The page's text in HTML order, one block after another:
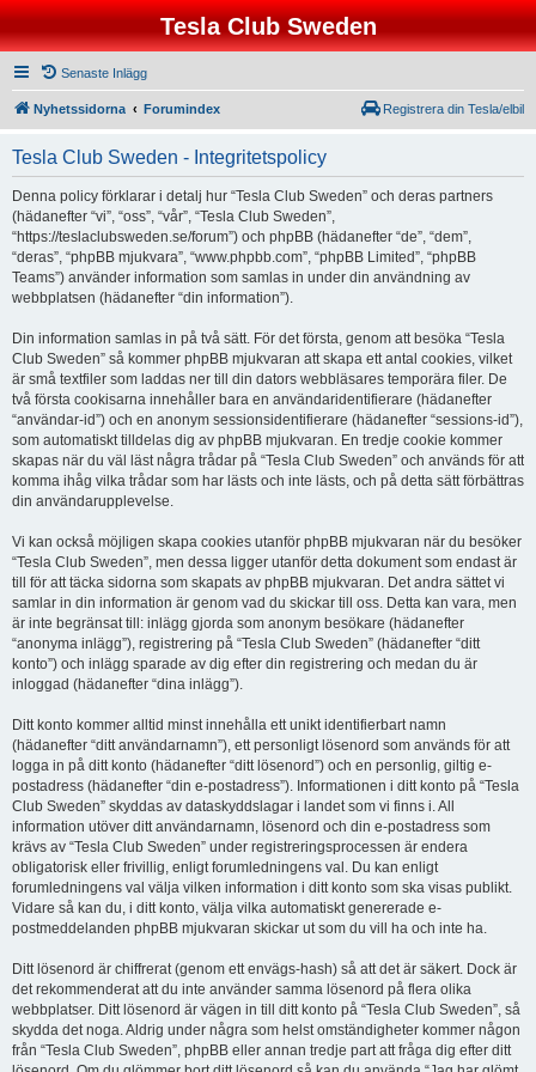
Tesla Club Sweden
Senaste Inlägg
Nyhetssidorna Forumindex Registrera din Tesla/elbil
Tesla Club Sweden - Integritetspolicy
Denna policy förklarar i detalj hur “Tesla Club Sweden” och deras partners
(hädanefter “vi”, “oss”, “vår”, “Tesla Club Sweden”,
“https://teslaclubsweden.se/forum”) och phpBB (hädanefter “de”, “dem”,
“deras”, “phpBB mjukvara”, “www.phpbb.com”, “phpBB Limited”, “phpBB
Teams”) använder information som samlas in under din användning av
webbplatsen (hädanefter “din information”).
Din information samlas in på två sätt. För det första, genom att besöka “Tesla
Club Sweden” så kommer phpBB mjukvaran att skapa ett antal cookies, vilket
är små textfiler som laddas ner till din dators webbläsares temporära filer. De
två första cookisarna innehåller bara en användaridentifierare (hädanefter
“användar-id”) och en anonym sessionsidentifierare (hädanefter “sessions-id”),
som automatiskt tilldelas dig av phpBB mjukvaran. En tredje cookie kommer
skapas när du väl läst några trådar på “Tesla Club Sweden” och används för att
komma ihåg vilka trådar som har lästs och inte lästs, och på detta sätt förbättras
din användarupplevelse.
Vi kan också möjligen skapa cookies utanför phpBB mjukvaran när du besöker
“Tesla Club Sweden”, men dessa ligger utanför detta dokument som endast är
till för att täcka sidorna som skapats av phpBB mjukvaran. Det andra sättet vi
samlar in din information är genom vad du skickar till oss. Detta kan vara, men
är inte begränsat till: inlägg gjorda som anonym besökare (hädanefter
“anonyma inlägg”), registrering på “Tesla Club Sweden” (hädanefter “ditt
konto”) och inlägg sparade av dig efter din registrering och medan du är
inloggad (hädanefter “dina inlägg”).
Ditt konto kommer alltid minst innehålla ett unikt identifierbart namn
(hädanefter “ditt användarnamn”), ett personligt lösenord som används för att
logga in på ditt konto (hädanefter “ditt lösenord”) och en personlig, giltig e-
postadress (hädanefter “din e-postadress”). Informationen i ditt konto på “Tesla
Club Sweden” skyddas av dataskyddslagar i landet som vi finns i. All
information utöver ditt användarnamn, lösenord och din e-postadress som
krävs av “Tesla Club Sweden” under registreringsprocessen är endera
obligatorisk eller frivillig, enligt forumledningens val. Du kan enligt
forumledningens val välja vilken information i ditt konto som ska visas publikt.
Vidare så kan du, i ditt konto, välja vilka automatiskt genererade e-
postmeddelanden phpBB mjukvaran skickar ut som du vill ha och inte ha.
Ditt lösenord är chiffrerat (genom ett envägs-hash) så att det är säkert. Dock är
det rekommenderat att du inte använder samma lösenord på flera olika
webbplatser. Ditt lösenord är vägen in till ditt konto på “Tesla Club Sweden”, så
skydda det noga. Aldrig under några som helst omständigheter kommer någon
från “Tesla Club Sweden”, phpBB eller annan tredje part att fråga dig efter ditt